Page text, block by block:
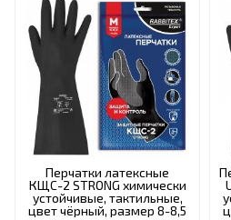
Перчатки латексные
КЩС-2 STRONG химически
устойчивые, тактильные,
цвет чёрный, размер 8-8,5